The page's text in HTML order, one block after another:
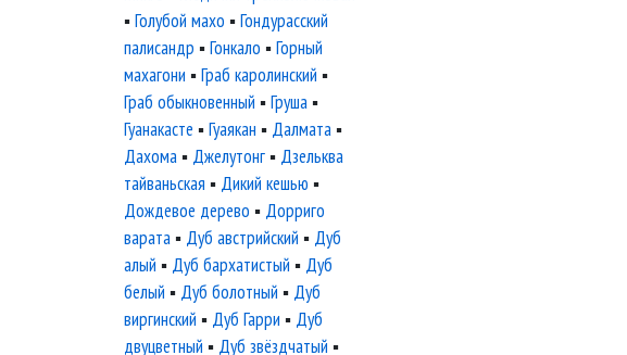
▪Голубой махо ▪Гондурасский
палисандр ▪Гонкало ▪Горный
махагони ▪Граб каролинский ▪
Граб обыкновенный ▪Груша ▪
Гуанакасте ▪Гуаякан ▪ Далмата ▪
Дахома ▪ Джелутонг ▪ Дзельква
тайваньская ▪ Дикий кешью ▪
Дождевое дерево ▪ Дорриго
варата ▪ Дуб австрийский ▪ Дуб
алый ▪ Дуб бархатистый ▪ Дуб
белый ▪ Дуб болотный ▪ Дуб
виргинский ▪ Дуб Гарри ▪ Дуб
двуцветный ▪ Дуб звёздчатый ▪